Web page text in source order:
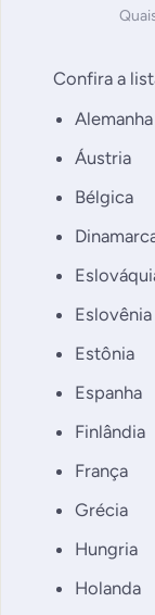
Confira a
Alemanha
Áustria
Bélgica
Eslovênia
Estônia
Espanha
Finlândia
França
Grécia
Hungria
Holanda